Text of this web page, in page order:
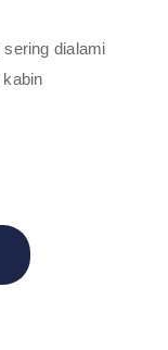
dialami
kabin